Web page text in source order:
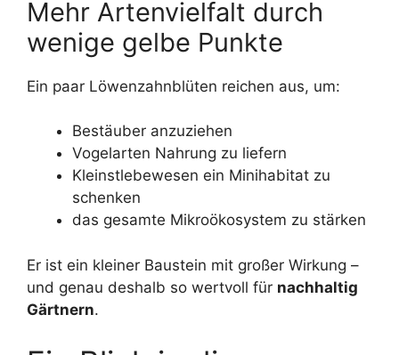
Mehr Artenvielfalt durch
wenige gelbe Punkte
Ein paar Löwenzahnblüten reichen aus, um:
Bestäuber anzuziehen
Vogelarten Nahrung zu liefern
Kleinstlebewesen ein Minihabitat zu
schenken
das gesamte Mikroökosystem zu stärken
Er ist ein kleiner Baustein mit großer Wirkung –
und genau deshalb so wertvoll für nachhaltig
Gärtnern.